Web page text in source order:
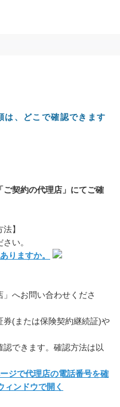
は、どこで確認できます
ご契約の代理店」にてご確
】
い。
りますか。
へお問い合わせくださ
(または保険契約継続証)や
できます。確認方法は以
ジで代理店の電話番号を確